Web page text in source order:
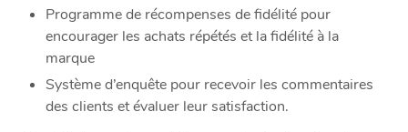
Programme de récompenses de fidélité pour
encourager les achats répétés et la fidélité à la
marque
Système d’enquête pour recevoir les commentaires
des clients et évaluer leur satisfaction.